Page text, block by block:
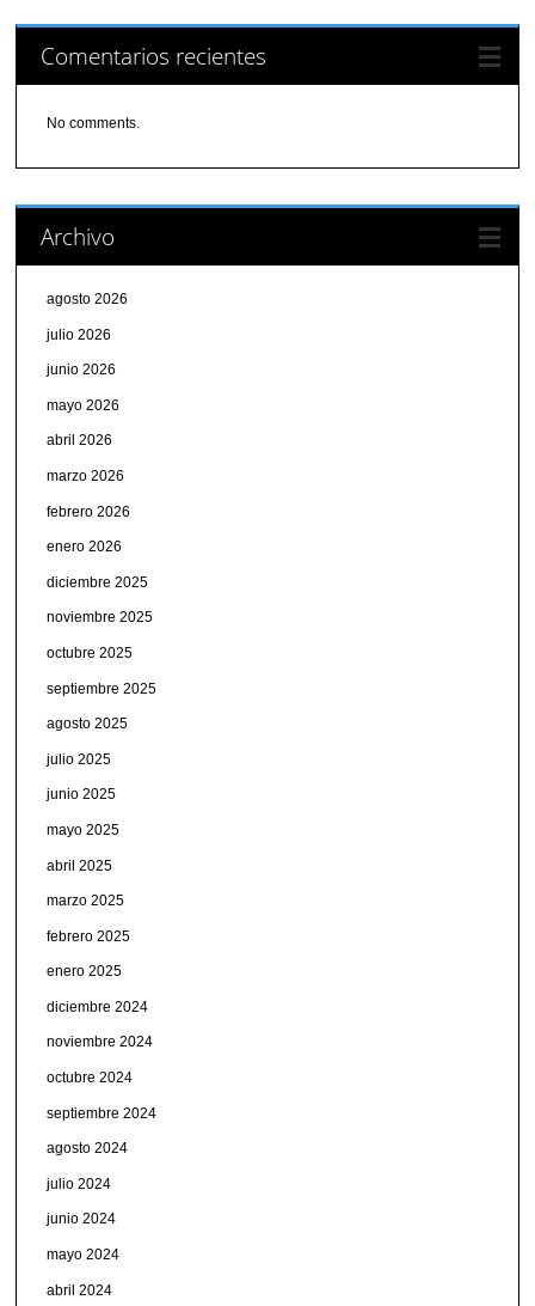
Comentarios recientes
No comments.
Archivo
agosto 2026
julio 2026
junio 2026
mayo 2026
abril 2026
marzo 2026
febrero 2026
enero 2026
diciembre 2025
noviembre 2025
octubre 2025
septiembre 2025
agosto 2025
julio 2025
junio 2025
mayo 2025
abril 2025
marzo 2025
febrero 2025
enero 2025
diciembre 2024
noviembre 2024
octubre 2024
septiembre 2024
agosto 2024
julio 2024
junio 2024
mayo 2024
abril 2024